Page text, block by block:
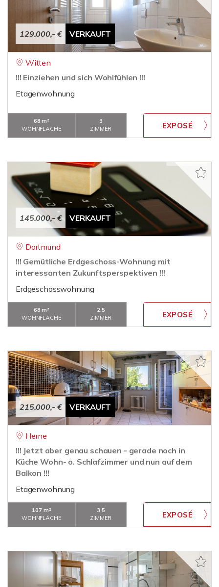
129.000,- € VERKAUFT
Witten
!!! Einziehen und sich Wohlfühlen !!!
Etagenwohnung
68 m²
WOHNFLÄCHE
3
ZIMMER
145.000,- € VERKAUFT
Dortmund
!!! Gemütliche Erdgeschoss-Wohnung mit
interessanten Zukunftsperspektiven !!!
Erdgeschosswohnung
68 m²
WOHNFLÄCHE
2,5
ZIMMER
215.000,- € VERKAUFT
Herne
!!! Jetzt aber genau schauen - gerade noch in
Küche Wohn- o. Schlafzimmer und nun auf dem
Balkon !!!
Etagenwohnung
107 m²
WOHNFLÄCHE
3,5
ZIMMER